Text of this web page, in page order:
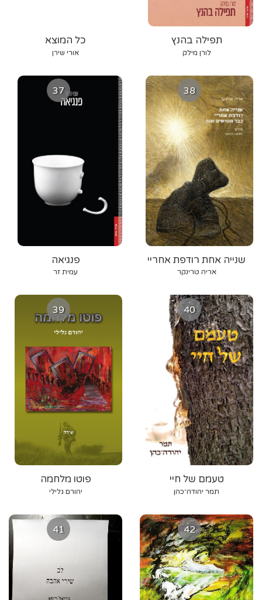
כל המוצא
אורי שירן
תפילה בהנץ
לורן מילק
37
פנגיאה
עמית זר
38
שנייה אחת רודפת אחריי
כבר חמישים שנה
אריה טרינקר
39
פוטו מלחמה
יהורם גלילי
40
טעמם של חיי
תמר יהודה־כהן
41 42